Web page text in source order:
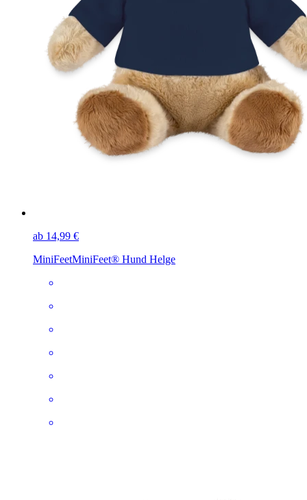
ab 14,99 €
MiniFeetMiniFeet® Hund Helge